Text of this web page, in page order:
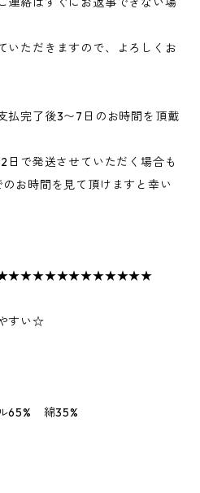
いただきますので、よろしくお
払完了後3〜7日のお時間を頂戴
日で発送させていただく場合も
お時間を見て頂けますと幸い
すい☆
65% 綿35%